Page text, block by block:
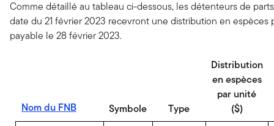
Comme détaillé au tableau ci-dessous, les détenteurs de
date du 21 février 2023 recevront une distribution en espèces
payable le 28 février 2023.
Nom du FNB Symbole Type
Distribution
en espèces
par unité
($)